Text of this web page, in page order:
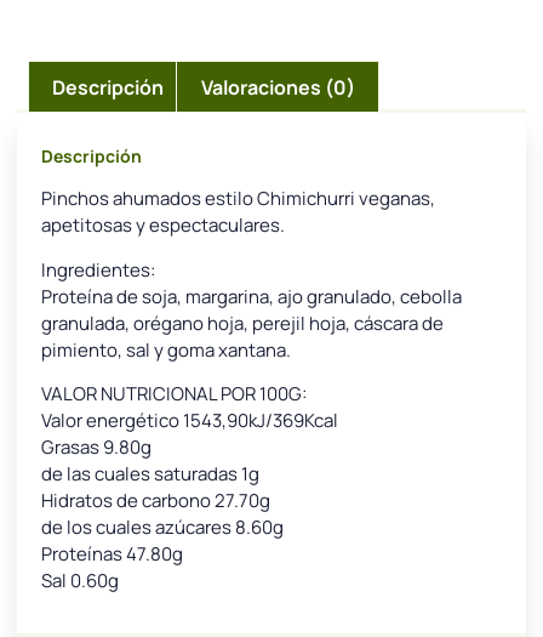
Descripción Valoraciones (0)
Descripción
Pinchos ahumados estilo Chimichurri veganas,
apetitosas y espectaculares.
Ingredientes:
Proteína de soja, margarina, ajo granulado, cebolla
granulada, orégano hoja, perejil hoja, cáscara de
pimiento, sal y goma xantana.
VALOR NUTRICIONAL POR 100G:
Valor energético 1543,90kJ/369Kcal
Grasas 9.80g
de las cuales saturadas 1g
Hidratos de carbono 27.70g
de los cuales azúcares 8.60g
Proteínas 47.80g
Sal 0.60g